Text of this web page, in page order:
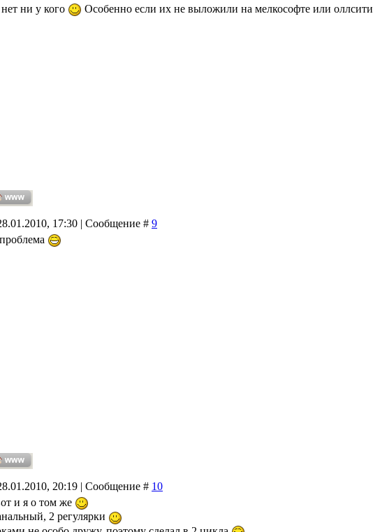
ни у кого
Особенно если их не выложили на мелкософте или оллсити
17:30 | Сообщение # 9
20:19 | Сообщение # 10
и я о том же
2 регулярки